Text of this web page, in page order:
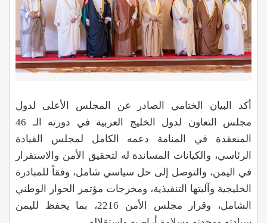
أكد البيان الختامي الصادر عن المجلس الأعلى لدول
مجلس التعاون لدول الخليج العربية في دورته الـ 46
المنعقدة في المنامة دعمه الكامل لمجلس القيادة
الرئاسي، والكيانات المساندة له لتحقيق الأمن والاستقرار
في اليمن، والتوصل إلى حل سياسي شامل، وفقاً للمبادرة
الخليجية وآليتها التنفيذية، ومخرجات مؤتمر الحوار الوطني
الشامل، وقرار مجلس الأمن 2216، بما يحفظ لليمن